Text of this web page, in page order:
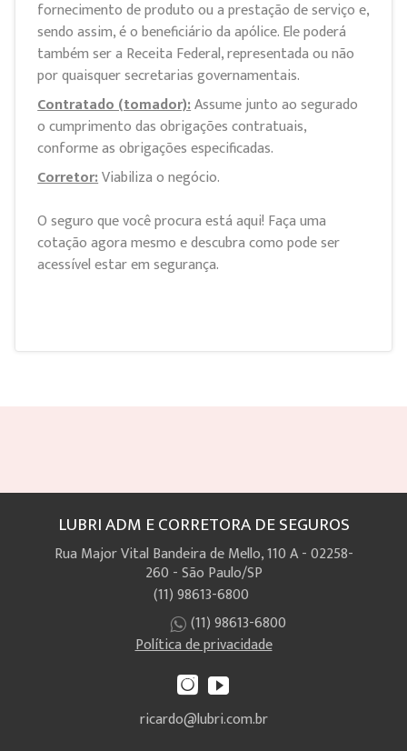
fornecimento de produto ou a prestação de serviço e,
sendo assim, é o beneficiário da apólice. Ele poderá
também ser a Receita Federal, representada ou não
por quaisquer secretarias governamentais.
Contratado (tomador):Assume junto ao segurado
o cumprimento das obrigações contratuais,
conforme as obrigações especificadas.
Corretor:Viabiliza o negócio.
O seguro que você procura está aqui! Faça uma
cotação agora mesmo e descubra como pode ser
acessível estar em segurança.
LUBRI ADM E CORRETORA DE SEGUROS
Rua Major Vital Bandeira de Mello, 110 A - 02258-
260 - São Paulo/SP
(11) 98613-6800
(11) 98613-6800
Política de privacidade
ricardo@lubri.com.br